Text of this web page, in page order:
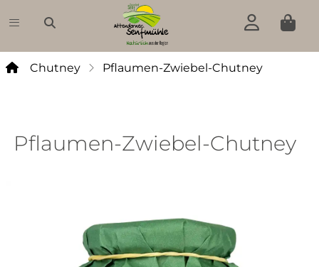
Chutney Pflaumen-Zwiebel-Chutney
Grillsoße
Pflaumen-Zwiebel-Chutney
Pflaumen-Zwiebel-Chutney